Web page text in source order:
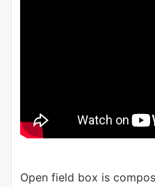
Open field box is